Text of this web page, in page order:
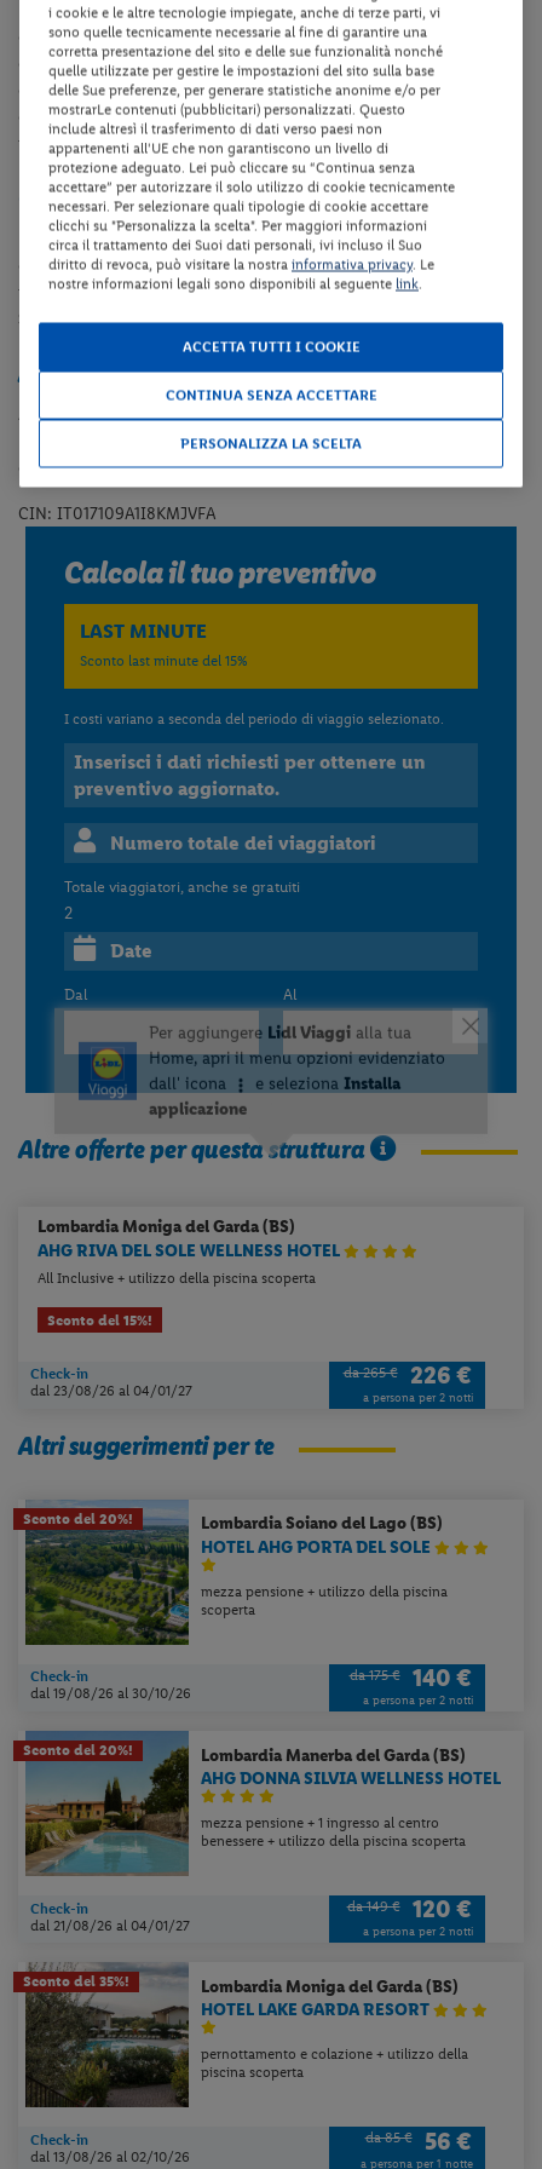
L'hotel dispone di reception, ascensore, bar, cassaforte centrale,
giardino, ristorante, piscina scoperta con lettini, sedie sdraio ed
ombrelloni fino ad esaurimento (dal 01/06 al 30/09 ca.), sala
congressi, deposito bagagli, parcheggio fino ad esaurimento posti,
collegamento internet Wi-Fi in tutta la struttura. A pagamento:
noleggio biciclette su richiesta, Surf/Windsurf, servizio navetta.
Camere
Le camere sono dotate di servizi privati, asciugacapelli, aria
condizionata, telefono, TV satellitare, minibar (consumazioni a
pagamento), cassaforte, collegamento internet Wi-Fi. Le
SuperiorePanoramicsono dotate di balcone con vista lago.
Animali
Animali domestici (cani o gatti, Euro 10.00 a notte da pagare in
loco - non ammessi nelle aree comuni). E' obbligatoria la selezione
dell'opzione aggiuntiva in fase di prenotazione.
CIN: IT017109A1I8KMJVFA
Calcola il tuo preventivo
LAST MINUTE
Sconto last minute del 15%
I costi variano a seconda del periodo di viaggio selezionato.
Inserisci i dati richiesti per ottenere un
preventivo aggiornato.
Numero totale dei viaggiatori
Totale viaggiatori, anche se gratuiti
2
Date
Dal Al
Altre offerte per questa struttura
Lombardia Moniga del Garda (BS)
AHG RIVA DEL SOLE WELLNESS HOTEL
All Inclusive + utilizzo della piscina scoperta
Sconto del 15%!
Check-in
dal 23/08/26al 04/01/27
da 265 € 226 €
a persona per 2 notti
Altri suggerimenti per te
LombardiaSoiano del Lago (BS)
HOTEL AHG PORTA DEL SOLE
mezza pensione + utilizzo della piscina
scoperta
Sconto del 20%!
Check-in
dal 19/08/26al 30/10/26
da 175 € 140 €
a persona per 2 notti
Lombardia Manerba del Garda (BS)
AHG DONNA SILVIA WELLNESS HOTEL
mezza pensione + 1 ingresso al centro
benessere + utilizzo della piscina scoperta
Sconto del 20%!
Check-in
dal 21/08/26al 04/01/27
da 149 € 120 €
a persona per 2 notti
Lombardia Moniga del Garda (BS)
HOTEL LAKE GARDA RESORT
pernottamento e colazione + utilizzo della
piscina scoperta
Sconto del 35%!
Check-in
dal 13/08/26al 02/10/26
da 85 € 56 €
a persona per 1 notte
i cookie e le altre tecnologie impiegate, anche di terze parti, vi
sono quelle tecnicamente necessarie al fine di garantire una
corretta presentazione del sito e delle sue funzionalità nonché
quelle utilizzate per gestire le impostazioni del sito sulla base
delle Sue preferenze, per generare statistiche anonime e/o per
mostrarLe contenuti (pubblicitari) personalizzati. Questo
include altresì il trasferimento di dati verso paesi non
appartenenti all'UE che non garantiscono un livello di
protezione adeguato. Lei può cliccare su “Continua senza
accettare” per autorizzare il solo utilizzo di cookie tecnicamente
necessari. Per selezionare quali tipologie di cookie accettare
clicchi su "Personalizza la scelta". Per maggiori informazioni
circa il trattamento dei Suoi dati personali, ivi incluso il Suo
diritto di revoca, può visitare la nostra informativa privacy. Le
nostre informazioni legali sono disponibili al seguente link.
ACCETTA TUTTI I COOKIE
CONTINUA SENZA ACCETTARE
PERSONALIZZA LA SCELTA